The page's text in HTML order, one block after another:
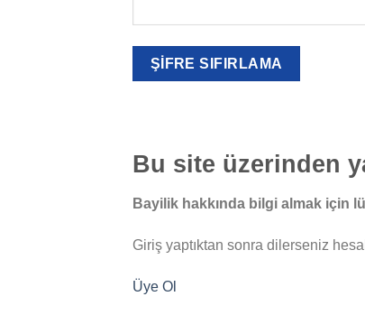
ŞIFRE SIFIRLAMA
Bu site üzerinden
Bayilik hakkında bilgi almak için
Giriş yaptıktan sonra dilerseniz
Üye Ol